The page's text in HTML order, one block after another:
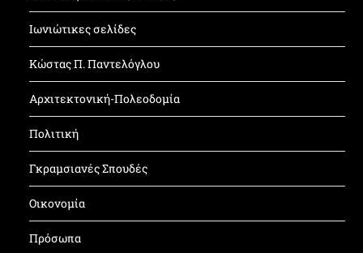
Ιωνιώτικες σελίδες
Κώστας Π. Παντελόγλου
Αρχιτεκτονική-Πολεοδομία
Πολιτική
Γκραμσιανές Σπουδές
Οικονομία
Πρόσωπα